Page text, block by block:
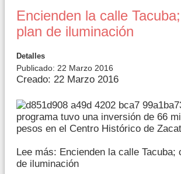
Encienden la calle
plan de iluminación
Detalles
Publicado: 22 Marzo 2016
Creado: 22 Marzo 2016
programa tuvo una inversión de 66
pesos en el Centro Histórico de
Lee más: Encienden la calle Tacuba;
de iluminación